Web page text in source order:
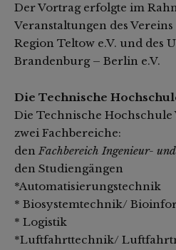
Der Vortrag erfolgte im
Veranstaltungen des
Region Teltow e.V. und des
Brandenburg – Berlin e.V.
Die Technische
Die Technische
zwei Fachbereiche:
denFachbereich Ingenieur-
den Studiengängen
*Automatisierungstechnik
* Biosystemtechnik/
* Logistik
*Luftfahrttechnik/